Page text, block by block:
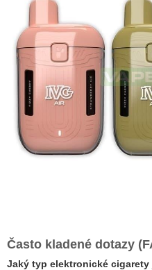
Často kladené dotazy
Jaký typ elektronické